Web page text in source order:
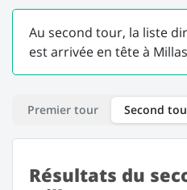
Au second tour, la liste
est arrivée en tête à
Premier tour Second
Résultats du